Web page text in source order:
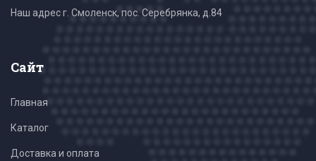
Наш адрес г. Смоленск, пос. Серебрянка, д.84
Сайт
Главная
Каталог
Доставка и оплата